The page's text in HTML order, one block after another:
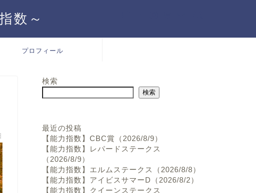
数～
プロフィール
検索
検索
最近の投稿
【能力指数】CBC賞（2026/8/9）
【能力指数】レパードステークス
（2026/8/9）
【能力指数】エルムステークス（2026/8/8）
【能力指数】アイビスサマーD（2026/8/2）
【能力指数】クイーンステークス